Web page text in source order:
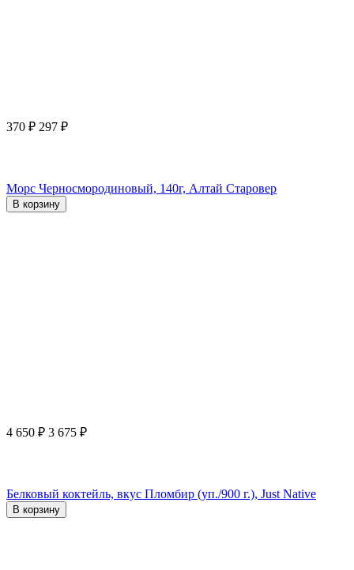
370 ₽ 297 ₽
Морс Черносмородиновый, 140г, Алтай Старовер
В корзину
4 650 ₽ 3 675 ₽
Белковый коктейль, вкус Пломбир (уп./900 г.), Just Native
В корзину